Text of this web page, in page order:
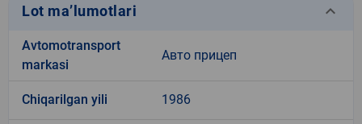
Lot ma’lumotlari keyboard_arrow_down
Avtomotransport
markasi
Авто прицеп
Chiqarilgan yili 1986